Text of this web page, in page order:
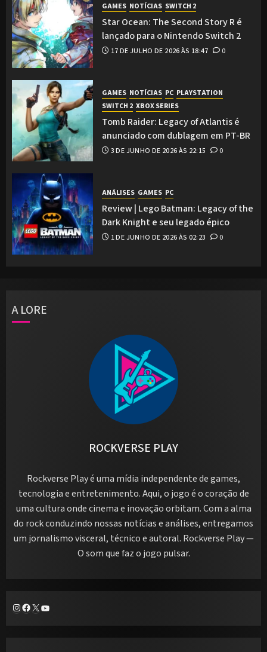
GAMES NOTÍCIAS SWITCH 2
Star Ocean: The Second Story R é
lançado para o Nintendo Switch 2
17 DE JULHO DE 2026 ÀS 18:47 0
GAMES NOTÍCIAS PC PLAYSTATION
SWITCH 2 XBOX SERIES
Tomb Raider: Legacy of Atlantis é
anunciado com dublagem em PT-BR
3 DE JUNHO DE 2026 ÀS 22:15 0
ANÁLISES GAMES PC
Review | Lego Batman: Legacy of the
Dark Knight e seu legado épico
1 DE JUNHO DE 2026 ÀS 02:23 0
A LORE
ROCKVERSE PLAY
Rockverse Play é uma mídia independente de games,
tecnologia e entretenimento. Aqui, o jogo é o coração de
uma cultura onde cinema e inovação orbitam. Com a alma
do rock conduzindo nossas notícias e análises, entregamos
um jornalismo visceral, técnico e autoral. Rockverse Play —
O som que faz o jogo pulsar.
Instagram
Facebook
X Youtube